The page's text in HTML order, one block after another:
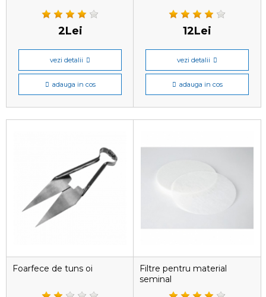
2Lei
vezi detalii
adauga in cos
12Lei
vezi detalii
adauga in cos
Foarfece de tuns oi
Filtre pentru material
seminal